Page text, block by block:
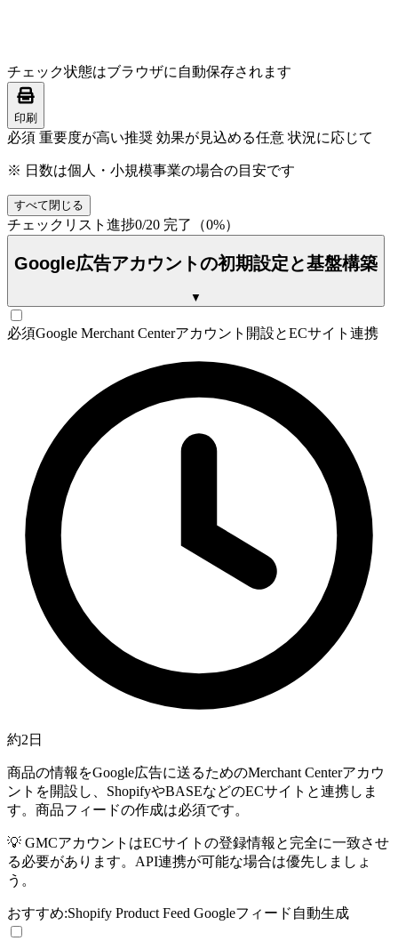
チェック状態はブラウザに自動保存されます
印刷
必須 重要度が高い推奨 効果が見込める任意 状況に応じて
※ 日数は個人・小規模事業の場合の目安です
すべて閉じる
チェックリスト進捗0/20 完了（0%）
Google広告アカウントの初期設定と基盤構築
▼
必須Google Merchant Centerアカウント開設とECサイト連携
約2日
商品の情報をGoogle広告に送るためのMerchant Centerアカウ
ントを開設し、ShopifyやBASEなどのECサイトと連携しま
す。商品フィードの作成は必須です。
💡 GMCアカウントはECサイトの登録情報と完全に一致させ
る必要があります。API連携が可能な場合は優先しましょ
う。
おすすめ:Shopify Product Feed Googleフィード自動生成